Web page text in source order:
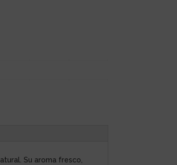
Su aroma fresco,